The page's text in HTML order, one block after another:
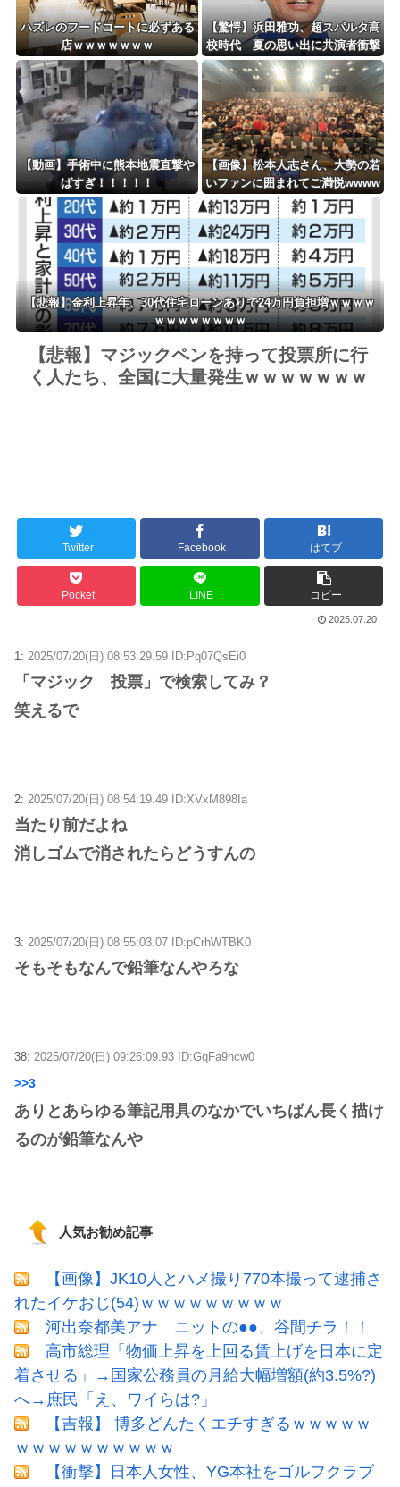
ハズレのフードコートに必ずある
店ｗｗｗｗｗｗｗ
【驚愕】浜田雅功、超スパルタ高
校時代 夏の思い出に共演者衝撃
「ええ？」「それはかわいそう」
【動画】手術中に熊本地震直撃や
ばすぎ！！！！！
【画像】松本人志さん、大勢の若
いファンに囲まれてご満悦wwww
wwwwwwwwww
【悲報】金利上昇年、30代住宅ローンありで24万円負担増ｗｗｗｗ
ｗｗｗｗｗｗｗｗ
【悲報】マジックペンを持って投票所に行
く人たち、全国に大量発生ｗｗｗｗｗｗｗ
Twitter Facebook はてブ
Pocket LINE コピー
2025.07.20
1: 2025/07/20(日) 08:53:29.59 ID:Pq07QsEi0
「マジック 投票」で検索してみ？
笑えるで
2: 2025/07/20(日) 08:54:19.49 ID:XVxM898Ia
当たり前だよね
消しゴムで消されたらどうすんの
3: 2025/07/20(日) 08:55:03.07 ID:pCrhWTBK0
そもそもなんで鉛筆なんやろな
38: 2025/07/20(日) 09:26:09.93 ID:GqFa9ncw0
>>3
ありとあらゆる筆記用具のなかでいちばん長く描け
るのが鉛筆なんや
人気お勧め記事
【画像】JK10人とハメ撮り770本撮って逮捕さ
れたイケおじ(54)ｗｗｗｗｗｗｗｗｗ
河出奈都美アナ ニットの●●、谷間チラ！！
高市総理「物価上昇を上回る賃上げを日本に定
着させる」→国家公務員の月給大幅増額(約3.5%?)
へ→庶民「え、ワイらは?」
【吉報】 博多どんたくエチすぎるｗｗｗｗｗ
ｗｗｗｗｗｗｗｗｗｗ
【衝撃】日本人女性、YG本社をゴルフクラブ